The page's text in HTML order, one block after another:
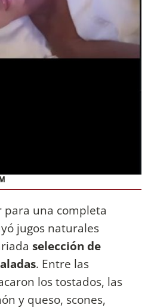
una completa
jugos naturales
selección de
. Entre las
los tostados, las
y queso, scones,